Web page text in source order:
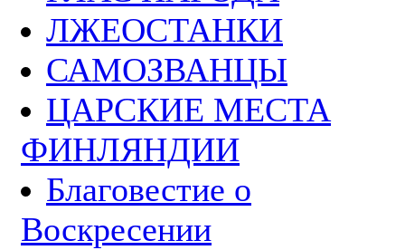
ЛЖЕОСТАНКИ
САМОЗВАНЦЫ
ЦАРСКИЕ МЕСТА
ФИНЛЯНДИИ
Благовестие о
Воскресении